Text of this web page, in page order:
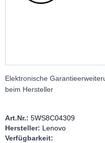
Elektronische
beim Hersteller
Art.Nr.: 5WS8C04309
Hersteller: Lenovo
Verfügbarkeit: